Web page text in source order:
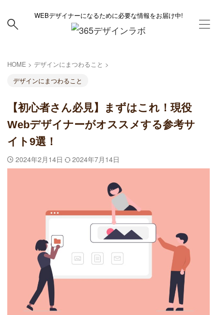
WEBデザイナーになるために必要な情報をお届け中!
HOME > デザインにまつわること >
デザインにまつわること
【初心者さん必見】まずはこれ！現役
Webデザイナーがオススメする参考サ
イト9選！
2024年2月14日 2024年7月14日